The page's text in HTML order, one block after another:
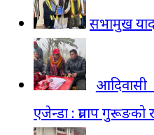
सभामुख
एजेन्डा : प्रताप गुरूङको